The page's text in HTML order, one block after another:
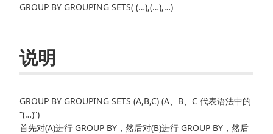
GROUP BY GROUPING SETS( (…),(…),…)
说明
GROUP BY GROUPING SETS (A,B,C) (A、B、C 代表语法中的
“(…)”)
首先对(A)进行 GROUP BY，然后对(B)进行 GROUP BY，然后